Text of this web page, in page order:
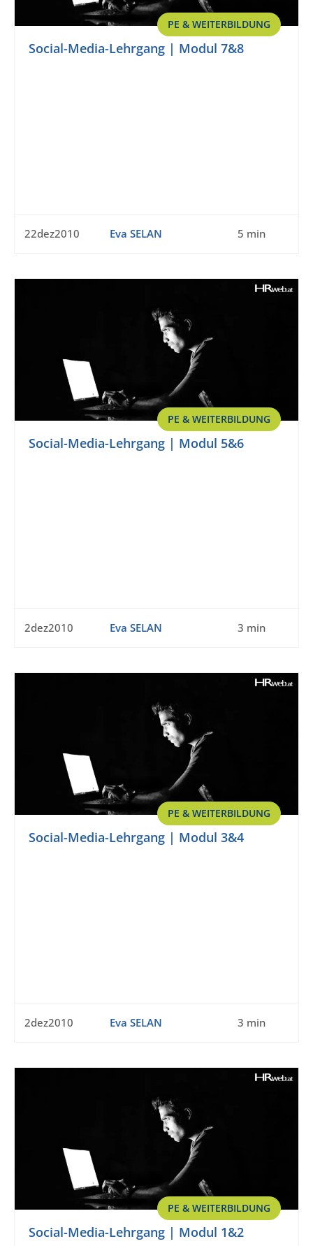
PE & WEITERBILDUNG
Social-Media-Lehrgang | Modul 7&8
22dez2010 Eva SELAN 5 min
PE & WEITERBILDUNG
Social-Media-Lehrgang | Modul 5&6
2dez2010 Eva SELAN 3 min
PE & WEITERBILDUNG
Social-Media-Lehrgang | Modul 3&4
2dez2010 Eva SELAN 3 min
PE & WEITERBILDUNG
Social-Media-Lehrgang | Modul 1&2